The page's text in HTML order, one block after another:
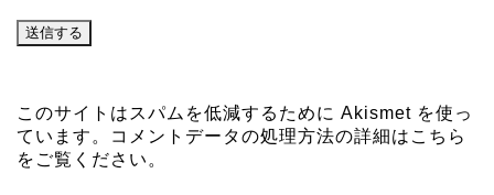
このサイトはスパムを低減するために Akismet を使っ
ています。
コメントデータの処理方法の詳細はこちら
をご覧ください 。